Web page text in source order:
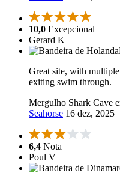
10,0 Excepcional
Gerard K
Great site, with
exiting swim through.
Mergulho Shark Cave
Seahorse 16 dez, 2025
6,4 Nota
Poul V